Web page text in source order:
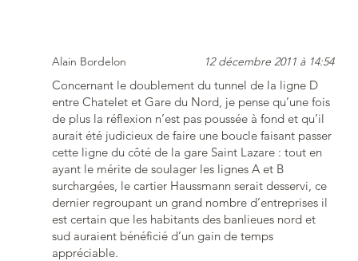
Alain Bordelon 12 décembre 2011 à 14:54
Concernant le doublement du tunnel de la ligne D
entre Chatelet et Gare du Nord, je pense qu’une fois
de plus la réflexion n’est pas poussée à fond et qu’il
aurait été judicieux de faire une boucle faisant passer
cette ligne du côté de la gare Saint Lazare : tout en
ayant le mérite de soulager les lignes A et B
surchargées, le cartier Haussmann serait desservi, ce
dernier regroupant un grand nombre d’entreprises il
est certain que les habitants des banlieues nord et
sud auraient bénéficié d’un gain de temps
appréciable.